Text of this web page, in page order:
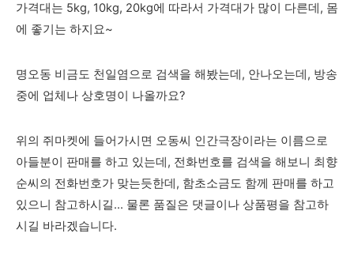
가격대는 5kg, 10kg, 20kg에 따라서 가격대가 많이 다른데, 몸
에 좋기는 하지요~
명오동 비금도 천일염으로 검색을 해봤는데, 안나오는데, 방송
중에 업체나 상호명이 나올까요?
위의 쥐마켓에 들어가시면 오동씨 인간극장이라는 이름으로
아들분이 판매를 하고 있는데, 전화번호를 검색을 해보니 최향
순씨의 전화번호가 맞는듯한데, 함초소금도 함께 판매를 하고
있으니 참고하시길... 물론 품질은 댓글이나 상품평을 참고하
시길 바라겠습니다.